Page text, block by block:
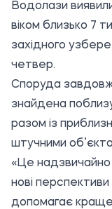
Водолази
віком близько 7
західного
четвер.
Споруда
знайдена
разом із
штучними
«Це надзвичайно
нові перспективи
допомагає краще